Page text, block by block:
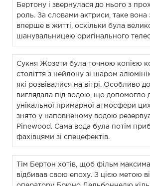
Бертону і звернулася до нього з
роль. За словами актриси, таке вона
вперше в житті, оскільки була
шанувальницею оригінального
Сукня Жозети була точною копією
століття з нейлону зі шаром
які розвівалися на вітрі. Особливо
виглядала під водою, що допомогло
унікальної примарної атмосфери
знято у наповненому водою
Pinewood. Сама вода була потім
фахівцями зі спецефектів.
Тім Бертон хотів, щоб фільм
відбивав свою епоху. З цією метою